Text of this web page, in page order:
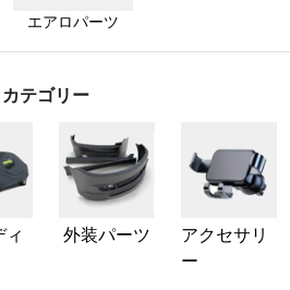
エアロパーツ
カテゴリー
ィ
外装パーツ
アクセサリ
ー